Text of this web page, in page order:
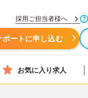
採用ご担当者様へ
ポートに申し込む
お気に入り求人